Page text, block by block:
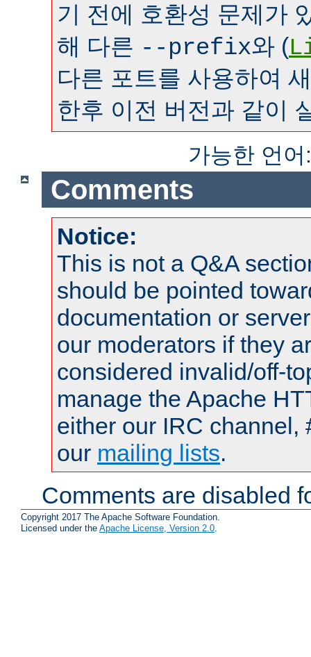
기 전에 호환성 문제가
해 다른 --prefix와 (
다른 포트를 사용하여
한후 이전 버전과 같이
가능한 언
Comments
Notice:
This is not a Q&A
should be pointed
documentation or
our moderators if they
considered invalid/off-
manage the Apache
either our IRC channel,
our mailing lists.
Comments are disabled
Copyright 2017 The Apache Software Foundation.
Licensed under the Apache License, Version 2.0